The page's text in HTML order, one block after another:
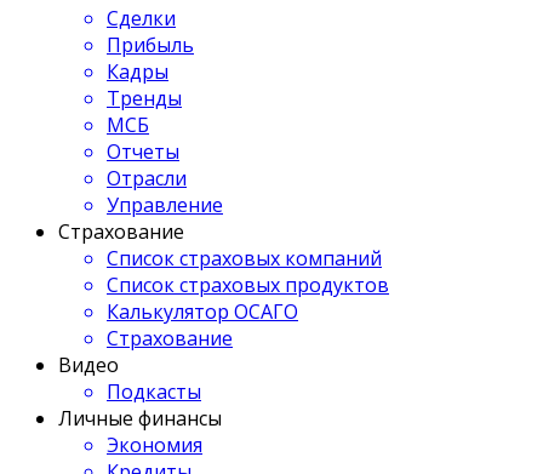
Сделки
Прибыль
Кадры
Тренды
МСБ
Отчеты
Отрасли
Управление
Страхование
Список страховых компаний
Список страховых продуктов
Калькулятор ОСАГО
Страхование
Видео
Подкасты
Личные финансы
Экономия